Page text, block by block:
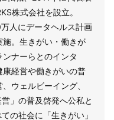
株式会社を設立。
人にデータヘルス計画
。生きがい・働きが
ナーらとのインタ
経営や働きがいの普
ウェルビーイング、
」の普及啓発へ公私と
の社会に「生きがい」